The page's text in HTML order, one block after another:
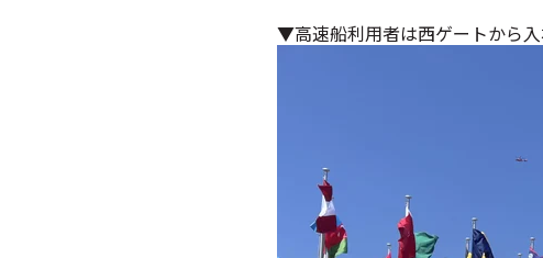
▼高速船利用者は西ゲートから入